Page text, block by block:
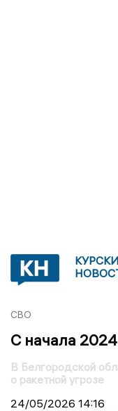
СВО
С начала
В Белгородской
о ракетной угрозе
24/05/2026 14:16